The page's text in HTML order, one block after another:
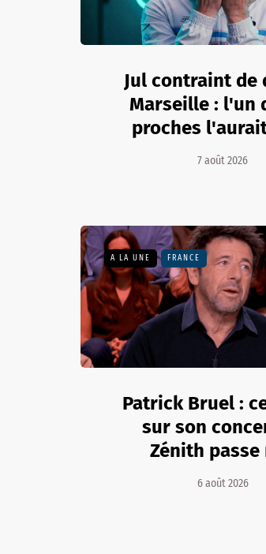
Jul contraint de
Marseille : l'un
proches
7 août 2026
A LA UNE FRANCE
Patrick Bruel :
sur son
Zénith passe
6 août 2026